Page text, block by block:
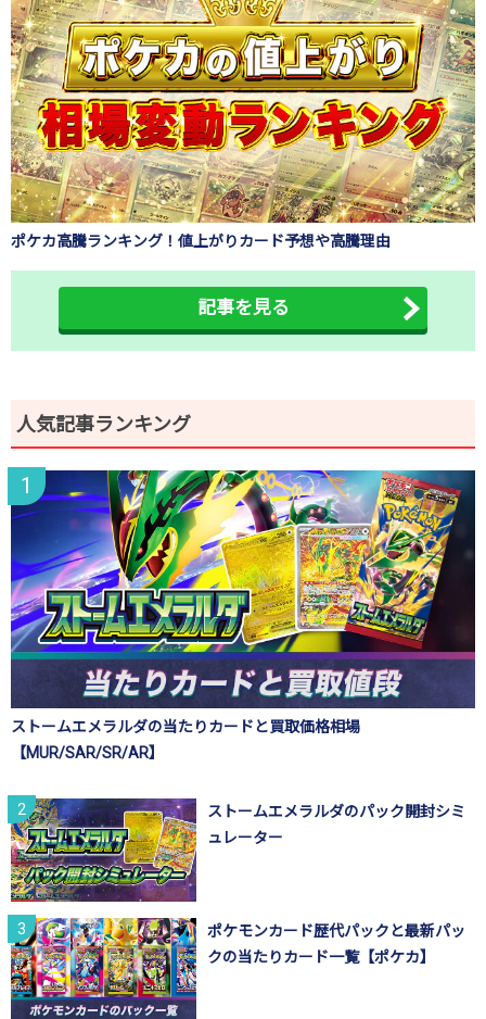
ポケカ高騰ランキング！値上がりカード予想や高騰理由
記事を見る
人気記事ランキング
ストームエメラルダの当たりカードと買取価格相場
【MUR/SAR/SR/AR】
ストームエメラルダのパック開封シミ
ュレーター
ポケモンカード歴代パックと最新パッ
クの当たりカード一覧【ポケカ】